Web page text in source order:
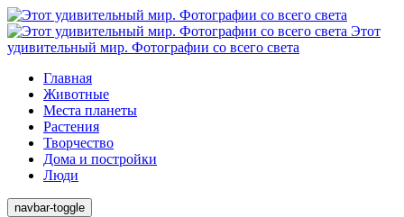
Этот
удивительный мир. Фотографии со всего света
Главная
Животные
Места планеты
Растения
Творчество
Дома и постройки
Люди
navbar-toggle